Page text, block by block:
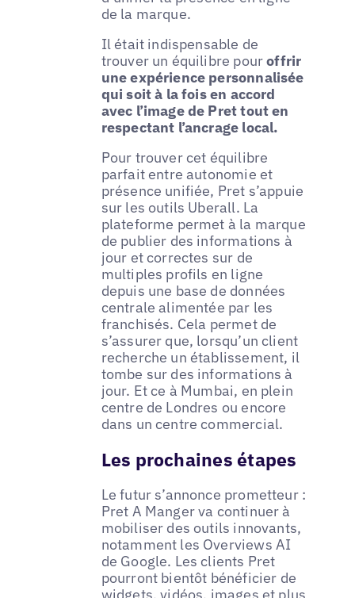
de la marque.
Il était indispensable de
trouver un équilibre pouroffrir
une expérience personnalisée
qui soit à la fois en accord
avec l’image de Pret tout en
respectant l’ancrage local.
Pour trouver cet équilibre
parfait entre autonomie et
présence unifiée, Pret s’appuie
sur les outils Uberall. La
plateforme permet à la marque
de publier des informations à
jour et correctes sur de
multiples profils en ligne
depuis une base de données
centrale alimentée par les
franchisés. Cela permet de
s’assurer que, lorsqu’un client
recherche un établissement, il
tombe sur des informations à
jour. Et ce à Mumbai, en plein
centre de Londres ou encore
dans un centre commercial.
Les prochaines étapes
Le futur s’annonce prometteur :
Pret A Manger va continuer à
mobiliser des outils innovants,
notamment les Overviews AI
de Google. Les clients Pret
pourront bientôt bénéficier de
widgets, vidéos, images et plus